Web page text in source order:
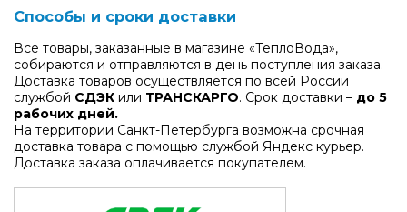
Способы и сроки доставки
Все товары, заказанные в магазине «ТеплоВода»,
собираются и отправляются в день поступления заказа.
Доставка товаров осуществляется по всей России
службой СДЭК или ТРАНСКАРГО. Срок доставки – до 5
рабочих дней.
На территории Санкт-Петербурга возможна срочная
доставка товара с помощью службой Яндекс курьер.
Доставка заказа оплачивается покупателем.